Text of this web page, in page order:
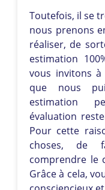
Toutefois, il se
nous prenons
réaliser, de
estimation
vous invitons
que nous
estimation
évaluation
Pour cette
choses, de
comprendre le
Grâce à cela,